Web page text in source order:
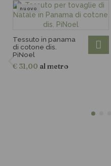
nuovo
Tessuto in panama
di cotone dis.
PiNoel
€ 31,00 al metro